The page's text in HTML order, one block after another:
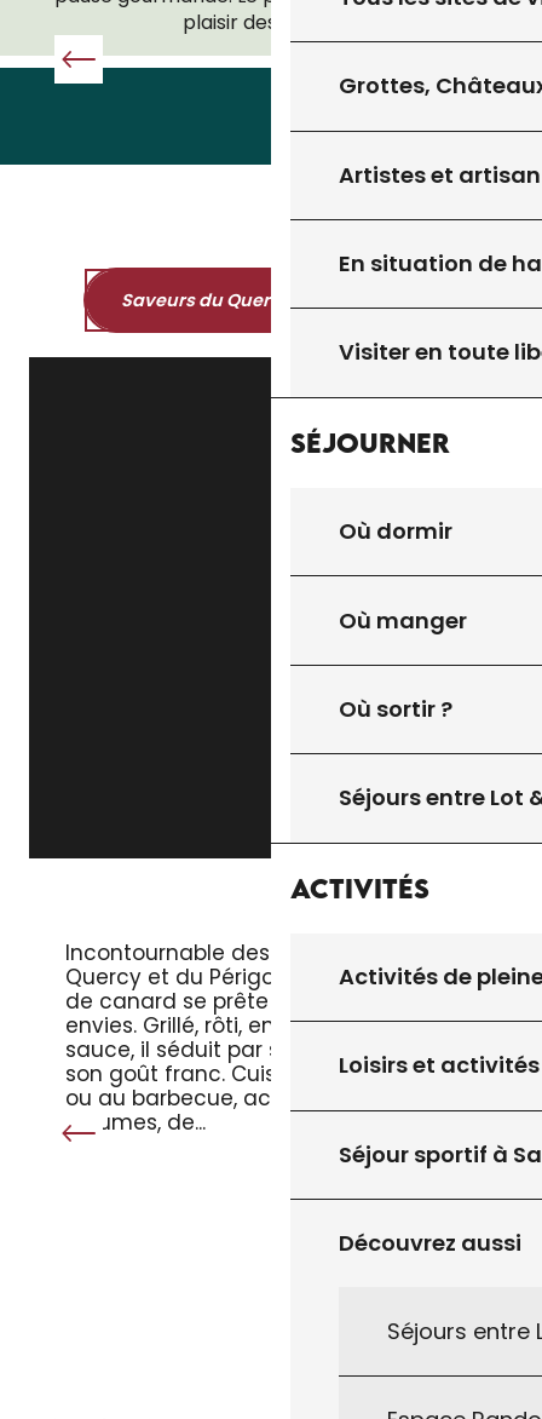
Grottes,
Artistes et
En situation de
Visiter en toute
Séjourner
Où dormir
Où manger
Où sortir ?
Séjours entre Lot
Activités
Activités de
Loisirs et activités
Séjour sportif à
Découvrez aussi
Séjours entre
plaisir des papilles.
TOUS LES SITES DE VISITE
téléphone !
Saveurs du Quercy et du Périgord
Incontournable des tables du
Quercy et du Périgord, le magret
de canard se prête à toutes les
envies. Grillé, rôti, en salade ou en
sauce, il séduit par sa tendreté et
son goût franc. Cuisiné à la poêle
ou au barbecue, accompagné de
légumes, de...